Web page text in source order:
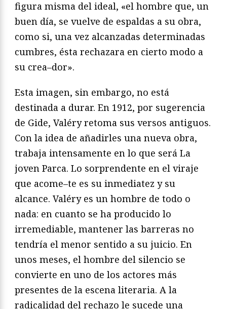
figura misma del ideal, «el hombre que, un
buen día, se vuelve de espaldas a su obra,
como si, una vez alcanzadas determinadas
cumbres, ésta rechazara en cierto modo a
su crea–dor».
Esta imagen, sin embargo, no está
destinada a durar. En 1912, por sugerencia
de Gide, Valéry retoma sus versos antiguos.
Con la idea de añadirles una nueva obra,
trabaja intensamente en lo que será La
joven Parca. Lo sorprendente en el viraje
que acome–te es su inmediatez y su
alcance. Valéry es un hombre de todo o
nada: en cuanto se ha producido lo
irremediable, mantener las barreras no
tendría el menor sentido a su juicio. En
unos meses, el hombre del silencio se
convierte en uno de los actores más
presentes de la escena literaria. A la
radicalidad del rechazo le sucede una